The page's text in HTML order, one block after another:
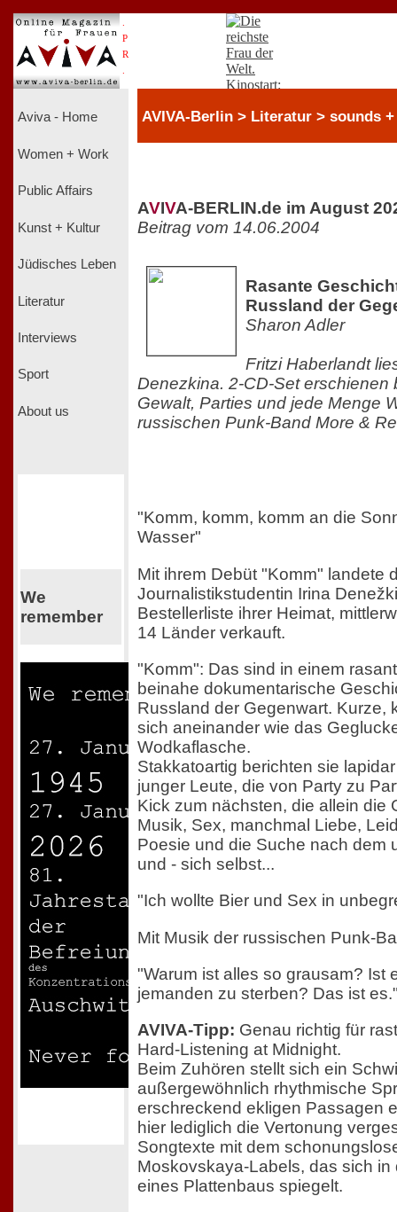
P
R
Aviva - Home
Women + Work
Public Affairs
Kunst + Kultur
Jüdisches Leben
Literatur
Interviews
Sport
About us
We
remember
AVIVA-Berlin > Literatur > sounds
AVIVA-BERLIN.de im August
Beitrag vom 14.06.2004
Rasante
Russland der
Sharon Adler
Fritzi Haberlandt
Denezkina. 2-CD-Set erschienen
Gewalt, Parties und jede Menge
russischen Punk-Band More &
"Komm, komm, komm an die
Wasser"
Mit ihrem Debüt "Komm" landete
Journalistikstudentin Irina
Bestellerliste ihrer Heimat,
14 Länder verkauft.
"Komm": Das sind in einem
beinahe dokumentarische
Russland der Gegenwart. Kurze,
sich aneinander wie das
Wodkaflasche.
Stakkatoartig berichten sie
junger Leute, die von Party zu
Kick zum nächsten, die allein die
Musik, Sex, manchmal Liebe,
Poesie und die Suche nach dem
und - sich selbst...
"Ich wollte Bier und Sex in
Mit Musik der russischen Punk-
"Warum ist alles so grausam? Ist
jemanden zu sterben? Das ist
AVIVA-Tipp: Genau richtig für
Hard-Listening at Midnight.
Beim Zuhören stellt sich ein
außergewöhnlich rhythmische
erschreckend ekligen Passagen
hier lediglich die Vertonung
Songtexte mit dem
Moskovskaya-Labels, das sich
eines Plattenbaus spiegelt.